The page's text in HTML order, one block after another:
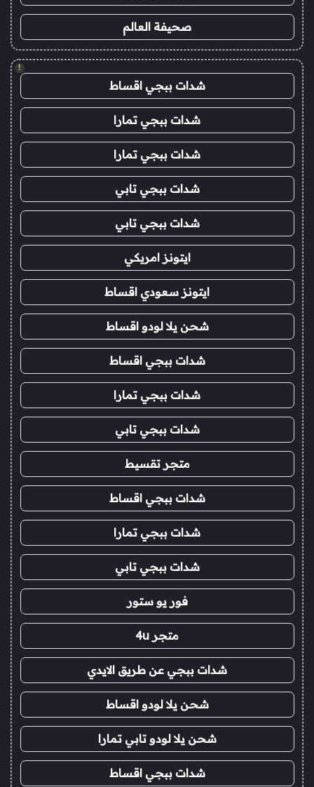
صحيفة العالم
!
شدات ببجي اقساط
شدات ببجي تمارا
شدات ببجي تمارا
شدات ببجي تابي
شدات ببجي تابي
ايتونز امريكي
ايتونز سعودي اقساط
شحن يلا لودو اقساط
شدات ببجي اقساط
شدات ببجي تمارا
شدات ببجي تابي
متجر تقسيط
شدات ببجي اقساط
شدات ببجي تمارا
شدات ببجي تابي
فور يو ستور
متجر 4u
شدات ببجي عن طريق الايدي
شحن يلا لودو اقساط
شحن يلا لودو تابي تمارا
شدات ببجي اقساط